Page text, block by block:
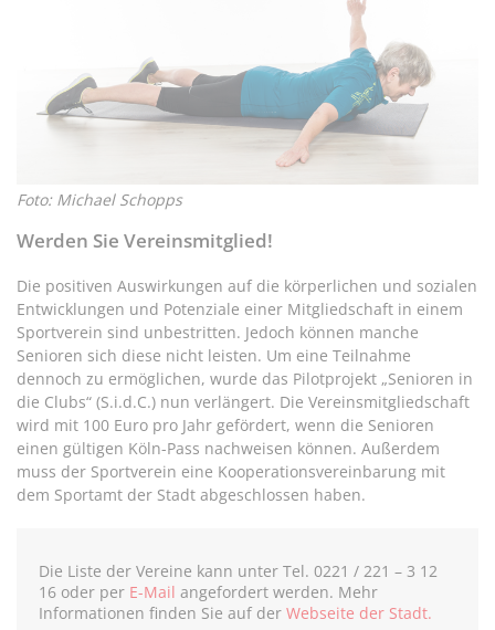
Foto: Michael Schopps
Werden Sie Vereinsmitglied!
Die positiven Auswirkungen auf die körperlichen und sozialen
Entwicklungen und Potenziale einer Mitgliedschaft in einem
Sportverein sind unbestritten. Jedoch können manche
Senioren sich diese nicht leisten. Um eine Teilnahme
dennoch zu ermöglichen, wurde das Pilotprojekt „Senioren in
die Clubs“ (S.i.d.C.) nun verlängert. Die Vereinsmitgliedschaft
wird mit 100 Euro pro Jahr gefördert, wenn die Senioren
einen gültigen Köln-Pass nachweisen können. Außerdem
muss der Sportverein eine Kooperationsvereinbarung mit
dem Sportamt der Stadt abgeschlossen haben.
Die Liste der Vereine kann unter Tel. 0221 / 221 – 3 12
16 oder per E-Mail angefordert werden. Mehr
Informationen finden Sie auf der Webseite der Stadt.